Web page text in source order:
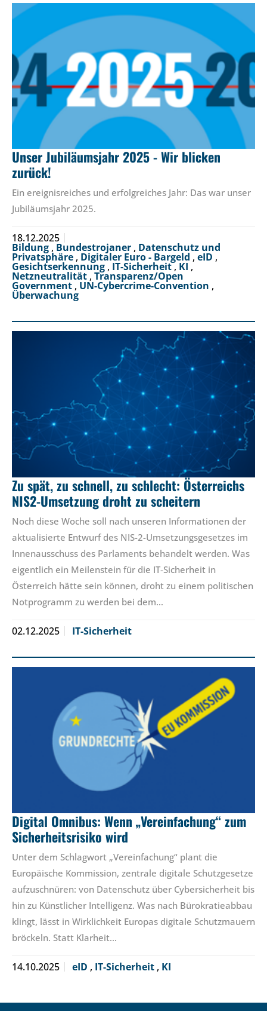
Unser Jubiläumsjahr 2025 - Wir blicken
zurück!
Ein ereignisreiches und erfolgreiches Jahr: Das war unser
Jubiläumsjahr 2025.
18.12.2025
Bildung , Bundestrojaner , Datenschutz und
Privatsphäre , Digitaler Euro - Bargeld , eID ,
Gesichtserkennung , IT-Sicherheit, KI ,
Netzneutralität , Transparenz/Open
Government , UN-Cybercrime-Convention ,
Überwachung
Zu spät, zu schnell, zu schlecht: Österreichs
NIS2-Umsetzung droht zu scheitern
Noch diese Woche soll nach unseren Informationen der
aktualisierte Entwurf des NIS-2-Umsetzungsgesetzes im
Innenausschuss des Parlaments behandelt werden. Was
eigentlich ein Meilenstein für die IT-Sicherheit in
Österreich hätte sein können, droht zu einem politischen
Notprogramm zu werden bei dem…
02.12.2025 IT-Sicherheit
Digital Omnibus: Wenn „Vereinfachung“ zum
Sicherheitsrisiko wird
Unter dem Schlagwort „Vereinfachung“ plant die
Europäische Kommission, zentrale digitale Schutzgesetze
aufzuschnüren: von Datenschutz über Cybersicherheit bis
hin zu Künstlicher Intelligenz. Was nach Bürokratieabbau
klingt, lässt in Wirklichkeit Europas digitale Schutzmauern
bröckeln. Statt Klarheit…
14.10.2025 eID , IT-Sicherheit , KI